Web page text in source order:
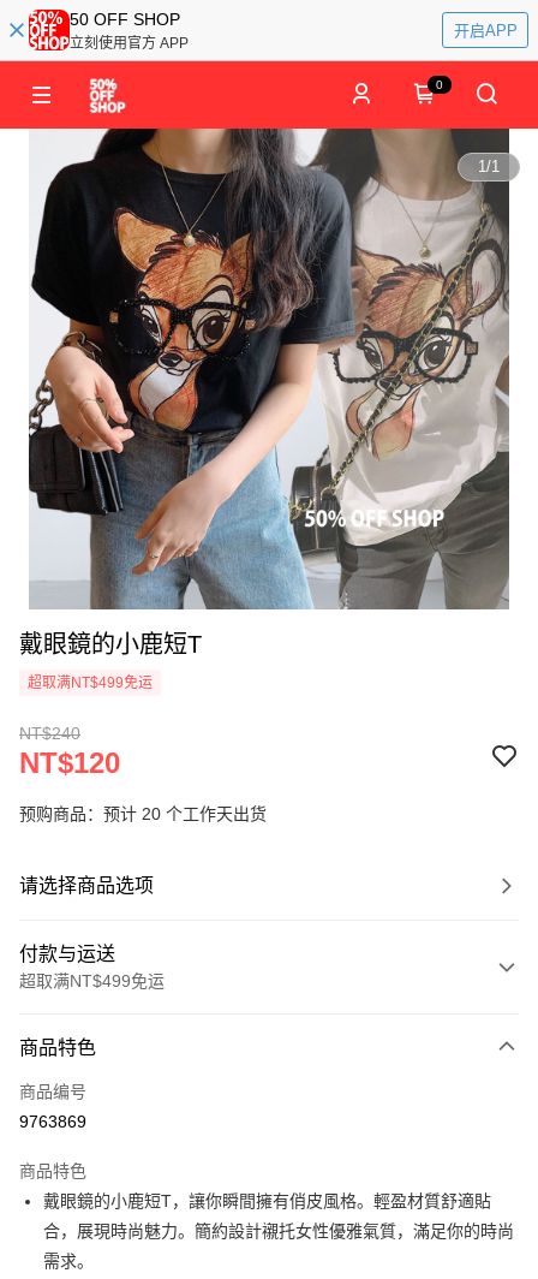
50 OFF SHOP
立刻使用官方 APP
开启APP
0
1/1
戴眼鏡的小鹿短T
超取满NT$499免运
NT$240
NT$120
预购商品：预计 20 个工作天出货
请选择商品选项
付款与运送
超取满NT$499免运
信用卡一次付款
超商取货付款
Apple Pay
街口支付
商品特色
商品编号
9763869
商品特色
戴眼鏡的小鹿短T，讓你瞬間擁有俏皮風格。輕盈材質舒適貼
合，展現時尚魅力。簡約設計襯托女性優雅氣質，滿足你的時尚
需求。